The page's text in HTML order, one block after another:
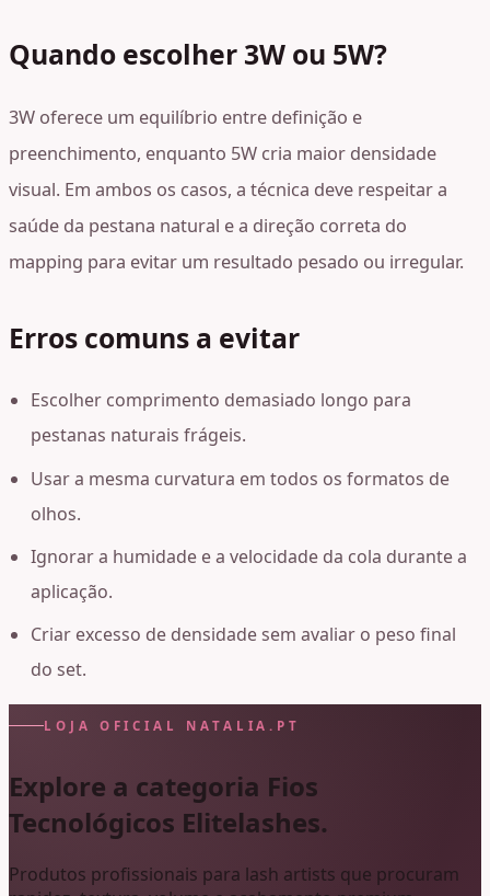
Quando escolher 3W ou 5W?
3W oferece um equilíbrio entre definição e
preenchimento, enquanto 5W cria maior densidade
visual. Em ambos os casos, a técnica deve respeitar a
saúde da pestana natural e a direção correta do
mapping para evitar um resultado pesado ou irregular.
Erros comuns a evitar
Escolher comprimento demasiado longo para
pestanas naturais frágeis.
Usar a mesma curvatura em todos os formatos de
olhos.
Ignorar a humidade e a velocidade da cola durante a
aplicação.
Criar excesso de densidade sem avaliar o peso final
do set.
LOJA OFICIAL NATALIA.PT
Explore a categoria Fios
Tecnológicos Elitelashes.
Produtos profissionais para lash artists que procuram